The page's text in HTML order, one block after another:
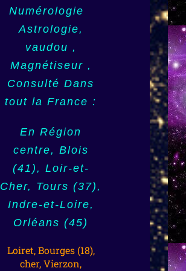
Numérologie
Astrologie,
vaudou ,
Magnétiseur ,
Consulté Dans
tout la France :
En Région
centre, Blois
(41), Loir-et-
Cher, Tours (37),
Indre-et-Loire,
Orléans (45)
Loiret, Bourges (18),
cher, Vierzon,
Horoscope
Angoulême (16),
Charente, Poitou-
Charentes,
Poitiers (86),
(67)
Alsace, Bas-
Rhin, Haut-Rhin,
Mulhouse (68),
Colmar, Région
Toulon (83),
(971), la Réunion
(974)
,Tahiti, Papeete
(987), Outre mer,
Mayotte (976)
Nouvelle
Calédonie (988),
Monaco,
Toulouse,
(31),Haute
Garonne